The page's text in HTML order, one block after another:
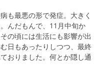
も最悪の形で発症。大きく
んだもんで、11月中旬か
の頃には生活にも影響が出
日もあったりしつつ、最終
おりました。何とか隠し通